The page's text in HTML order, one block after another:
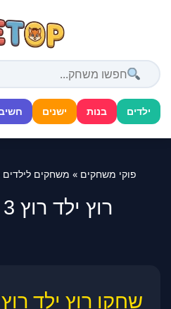
ילדים בנות ישנים
פוקי משחקים » משחקים לילדים
רוץ ילד רוץ 3 G-Switch